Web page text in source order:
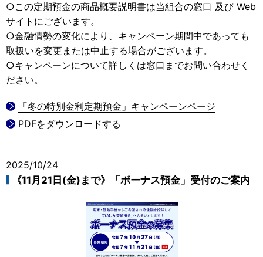
○この定期預金の商品概要説明書は当組合の窓口 及び Web
サイトにございます。
○金融情勢の変化により、キャンペーン期間中であっても
取扱いを変更または中止する場合がございます。
○キャンペーンについて詳しくは窓口までお問い合わせく
ださい。
「冬の特別金利定期預金」キャンペーンページ
PDFをダウンロードする
2025/10/24
《11月21日(金)まで》「ボーナス預金」受付のご案内